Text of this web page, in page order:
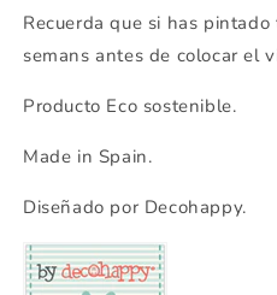
Recuerda que si has
semans antes de colocar el
Producto Eco sostenible.
Made in Spain.
Diseñado por Decohappy.